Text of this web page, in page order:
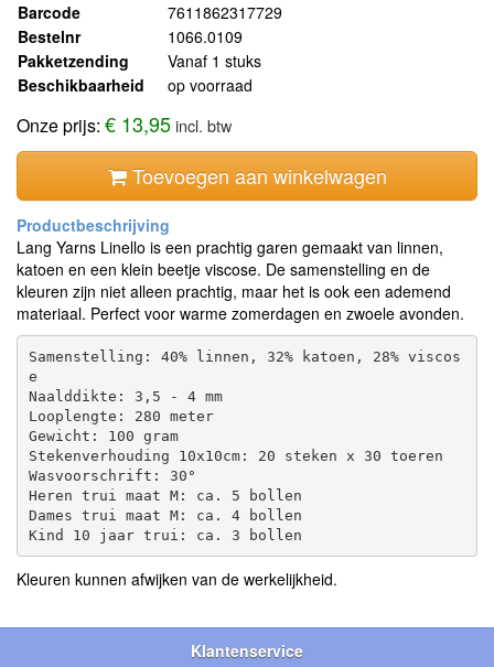
Barcode
7611862317729
Bestelnr
1066.0109
Pakketzending
Vanaf 1 stuks
Beschikbaarheid
op voorraad
Onze prijs: € 13,95incl. btw
Toevoegen aan winkelwagen
Lang Yarns Linello is een prachtig garen gemaakt van linnen,
katoen en een klein beetje viscose. De samenstelling en de
kleuren zijn niet alleen prachtig, maar het is ook een ademend
materiaal. Perfect voor warme zomerdagen en zwoele avonden.
Samenstelling: 40% linnen, 32% katoen, 28% viscos
e
Naalddikte: 3,5 - 4 mm
Looplengte: 280 meter
Gewicht: 100 gram
Stekenverhouding 10x10cm: 20 steken x 30 toeren
Wasvoorschrift: 30°
Heren trui maat M: ca. 5 bollen
Dames trui maat M: ca. 4 bollen
Kleuren kunnen afwijken van de werkelijkheid.
Klantenservice